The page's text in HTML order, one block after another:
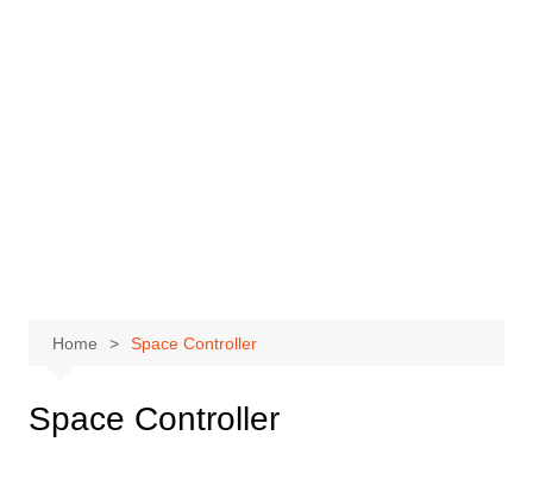
Home Space Controller
Space Controller